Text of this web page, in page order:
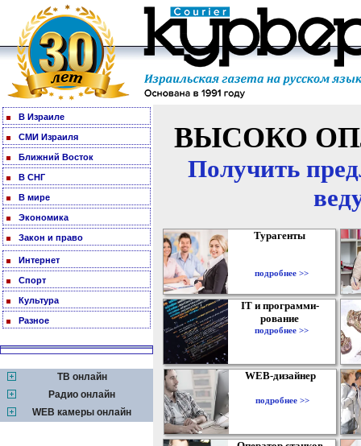
В Израиле
СМИ Израиля
Ближний Восток
В СНГ
В мире
Экономика
Закон и право
Интернет
Спорт
Культура
Разное
ТВ онлайн
Радио онлайн
WEB камеры онлайн
ВЫСОКО
Получить
Турагенты
подробнее >>
IT и программи-
рование
подробнее >>
WEB-дизайнер
подробнее >>